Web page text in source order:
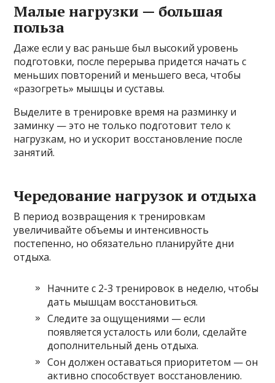
Малые нагрузки — большая
польза
Даже если у вас раньше был высокий уровень
подготовки, после перерыва придется начать с
меньших повторений и меньшего веса, чтобы
«разогреть» мышцы и суставы.
Выделите в тренировке время на разминку и
заминку — это не только подготовит тело к
нагрузкам, но и ускорит восстановление после
занятий.
Чередование нагрузок и отдыха
В период возвращения к тренировкам
увеличивайте объемы и интенсивность
постепенно, но обязательно планируйте дни
отдыха.
Начните с 2-3 тренировок в неделю, чтобы
дать мышцам восстановиться.
Следите за ощущениями — если
появляется усталость или боли, сделайте
дополнительный день отдыха.
Сон должен оставаться приоритетом — он
активно способствует восстановлению.